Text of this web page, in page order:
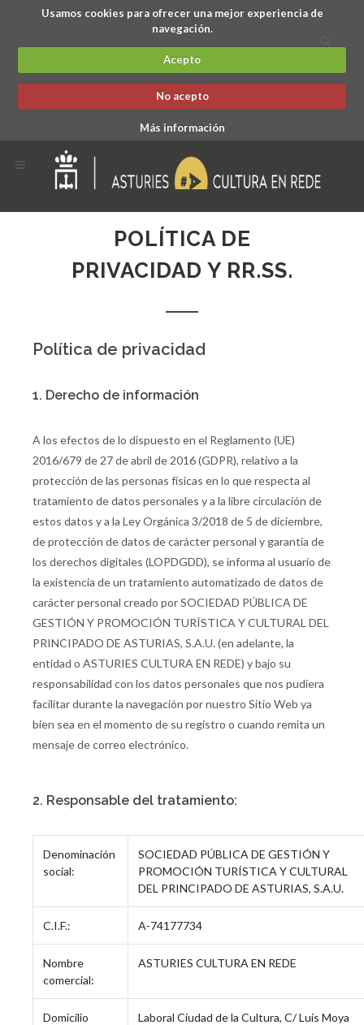
Usamos cookies para ofrecer una mejor experiencia de
navegación.
Acepto
No acepto
Más información
POLÍTICA DE
PRIVACIDAD Y RR.SS.
Política de privacidad
1. Derecho de información
A los efectos de lo dispuesto en el Reglamento (UE)
2016/679 de 27 de abril de 2016 (GDPR), relativo a la
protección de las personas físicas en lo que respecta al
tratamiento de datos personales y a la libre circulación de
estos datos y a la Ley Orgánica 3/2018 de 5 de diciembre,
de protección de datos de carácter personal y garantía de
los derechos digitales (LOPDGDD), se informa al usuario de
la existencia de un tratamiento automatizado de datos de
carácter personal creado por SOCIEDAD PÚBLICA DE
GESTIÓN Y PROMOCIÓN TURÍSTICA Y CULTURAL DEL
PRINCIPADO DE ASTURIAS, S.A.U. (en adelante, la
entidad o ASTURIES CULTURA EN REDE) y bajo su
responsabilidad con los datos personales que nos pudiera
facilitar durante la navegación por nuestro Sitio Web ya
bien sea en el momento de su registro o cuando remita un
mensaje de correo electrónico.
2. Responsable del tratamiento:
Denominación
social:
SOCIEDAD PÚBLICA DE GESTIÓN Y
PROMOCIÓN TURÍSTICA Y CULTURAL
DEL PRINCIPADO DE ASTURIAS, S.A.U.
C.I.F.: A-74177734
Nombre
comercial:
ASTURIES CULTURA EN REDE
Domicilio
Laboral Ciudad de la Cultura, C/ Luis Moya